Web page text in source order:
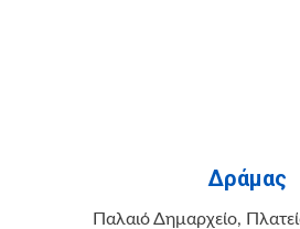
Δράμας
Παλαιό Δημαρχείο,